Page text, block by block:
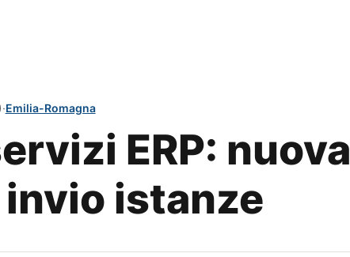
·Emilia-Romagna
ERP: nuova
istanze